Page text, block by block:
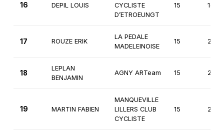
16 DEPIL LOUIS
CYCLISTE
D’ETROEUNGT
15 1ère
17 ROUZE ERIK
LA PEDALE
MADELEINOISE
15
18
LEPLAN
BENJAMIN
AGNY ARTeam 15
19 MARTIN FABIEN
MANQUEVILLE
LILLERS CLUB
CYCLISTE
15